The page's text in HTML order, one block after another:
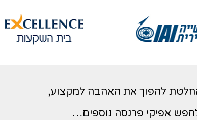
להפוך את האהבה למקצוע,
אפיקי פרנסה נוספים…